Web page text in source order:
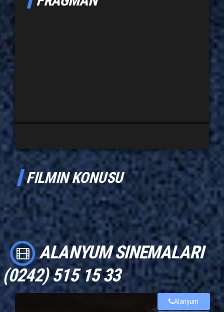
FILMIN KONUSU
ALANYUM SINEMALARI
(0242) 515 15 33
Alanyum